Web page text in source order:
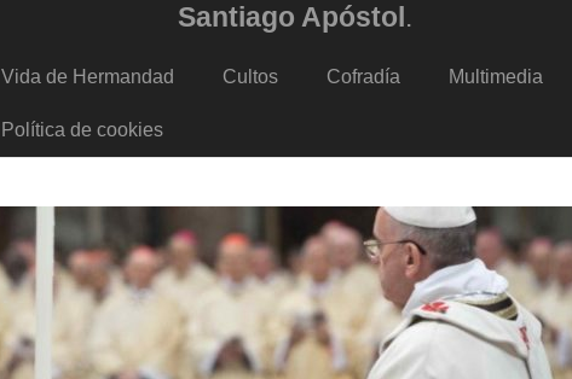
Santiago Apóstol.
Vida de Hermandad Cultos Cofradía Multimedia
Política de cookies